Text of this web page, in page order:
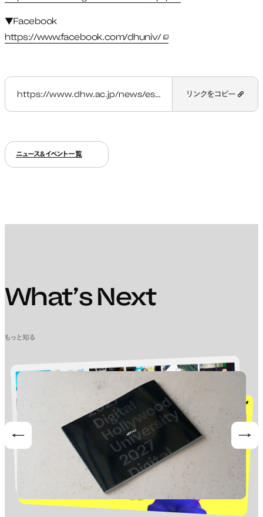
▼Facebook
https://www.facebook.com/dhuniv/新しいタブで開く
https://www.dhw.ac.jp/news/esoc2022/ リンクをコピー
ニュース&イベント一覧
What’s Next
もっと知る